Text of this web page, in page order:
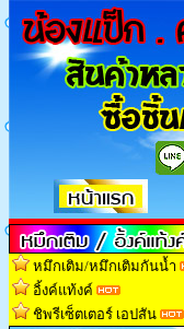
หมึกเติม/หมึกเติมกันน้ำ
อิ้งค์แท้งค์
ชิพรีเซ็ตเตอร์ เอปสัน